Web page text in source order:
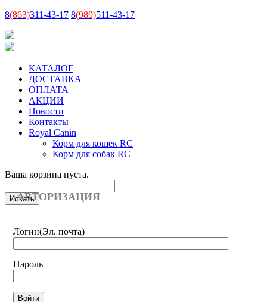
8(863)311-43-17 8(989)511-43-17
КАТАЛОГ
ДОСТАВКА
ОПЛАТА
АКЦИИ
Новости
Контакты
Royal Canin
Корм для кошек RC
Корм для собак RC
Ваша корзина пуста.
АВТОРИЗАЦИЯ
Логин(Эл. почта)
Пароль